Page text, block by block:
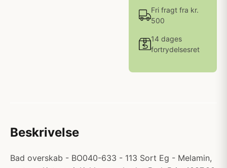
Fri fragt fra kr.
500
14 dages
fortrydelsesret
Beskrivelse
Bad overskab - BO040-633 - 113 Sort Eg - Melamin,